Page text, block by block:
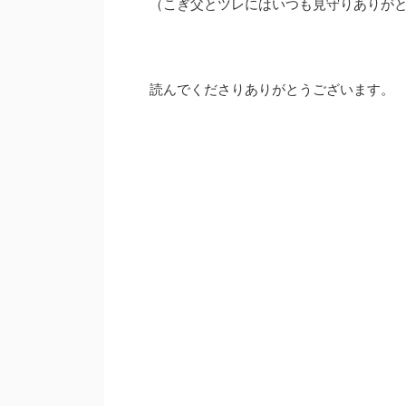
（こぎ父とツレにはいつも見守りありが
読んでくださりありがとうございます。